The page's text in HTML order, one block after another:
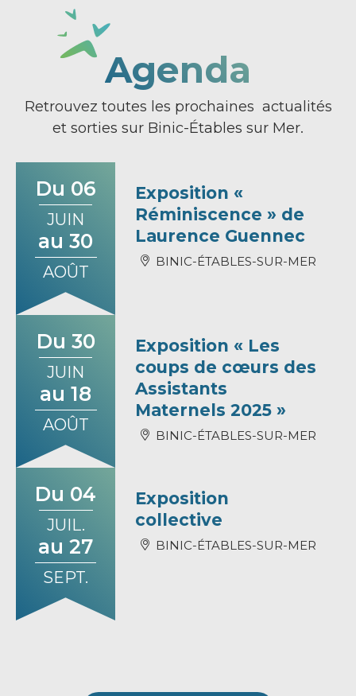
Agenda
Retrouvez toutes les prochaines actualités
et sorties sur Binic-Étables sur Mer.
Du 06
JUIN
au 30
AOÛT
Exposition «
Réminiscence » de
Laurence Guennec
BINIC-ÉTABLES-SUR-MER
Du 30
JUIN
au 18
AOÛT
Exposition « Les
coups de cœurs des
Assistants
Maternels 2025 »
BINIC-ÉTABLES-SUR-MER
Du 04
JUIL.
au 27
SEPT.
Exposition
collective
BINIC-ÉTABLES-SUR-MER